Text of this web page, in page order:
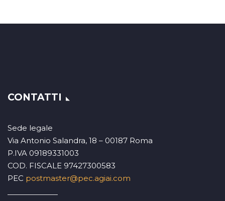
CONTATTI
Sede legale
Via Antonio Salandra, 18 – 00187 Roma
P.IVA 09189331003
COD. FISCALE 97427300583
PEC postmaster@pec.agiai.com